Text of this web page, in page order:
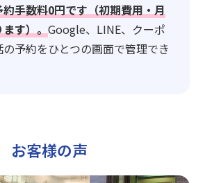
手数料0円です（初期費用・月
ます）。Google、LINE、クーポ
予約をひとつの画面で管理でき
お客様の声